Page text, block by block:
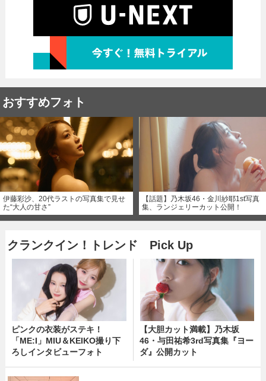
おすすめフォト
伊藤彩沙、20代ラストの写真集で見せ
た“大人の甘さ”
【話題】乃木坂46・金川紗耶1st写真
集、ランジェリーカット公開！
クランクイン！トレンド Pick Up
ピンクの衣装がステキ！
「ME:I」MIU＆KEIKO撮り下
ろしインタビューフォト
【大胆カット満載】乃木坂
46・与田祐希3rd写真集『ヨー
ダ』公開カット